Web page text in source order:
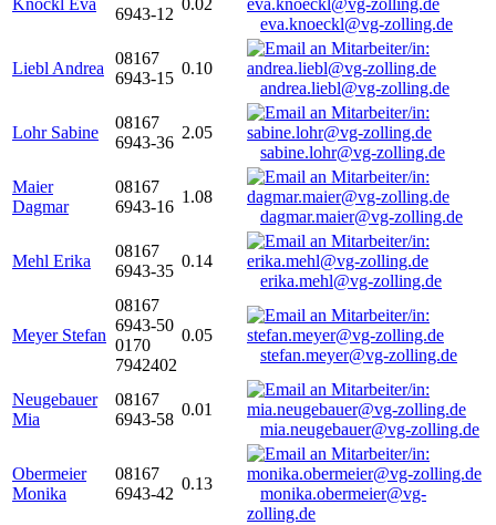
Knöckl Eva
6943-12
0.02
eva.knoeckl@vg-zolling.de
Liebl Andrea
08167
6943-15
0.10
andrea.liebl@vg-zolling.de
Lohr Sabine
08167
6943-36
2.05
sabine.lohr@vg-zolling.de
Maier
Dagmar
08167
6943-16
1.08
dagmar.maier@vg-zolling.de
Mehl Erika
08167
6943-35
0.14
erika.mehl@vg-zolling.de
Meyer Stefan
08167
6943-50
0170
7942402
0.05
stefan.meyer@vg-zolling.de
Neugebauer
Mia
08167
6943-58
0.01
mia.neugebauer@vg-zolling.de
Obermeier
Monika
08167
6943-42
0.13
monika.obermeier@vg-
zolling.de